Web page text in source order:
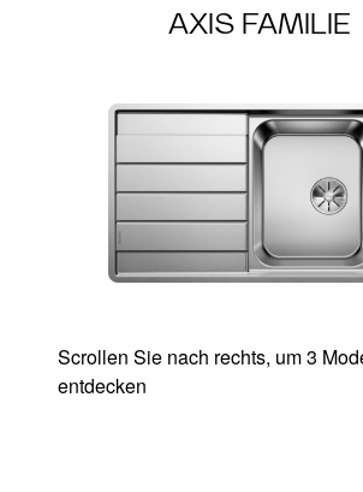
AXIS FAMILIE
Scrollen Sie nach rechts, um 3
entdecken